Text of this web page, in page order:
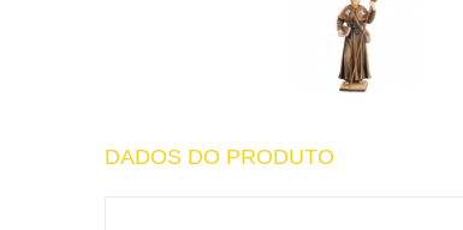
DADOS DO PRODUTO